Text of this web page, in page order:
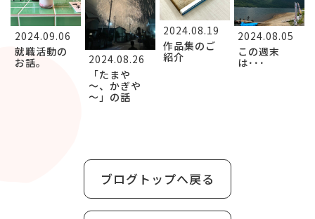
2024.09.06
就職活動の
お話。
2024.08.26
「たまや
～、かぎや
～」の話
2024.08.19
作品集のご
紹介
2024.08.05
この週末
は･･･
ブログトップへ戻る